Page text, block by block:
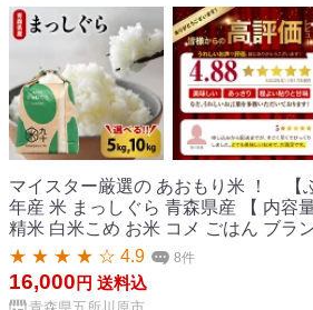
マイスター厳選の あおもり米 ！ 【
年産 米 まっしぐら 青森県産 【 内容
精米 白米こめ お米 コメ ごはん ブラ
国内産 東北 【PEBORA】 青森県 五所
★ ★ ★ ★ ☆ 4.9 8件
16,000 円 送料込